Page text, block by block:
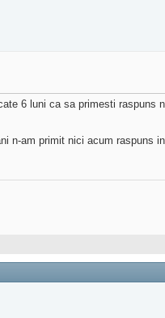
6 luni ca sa primesti raspuns
am primit nici acum raspuns